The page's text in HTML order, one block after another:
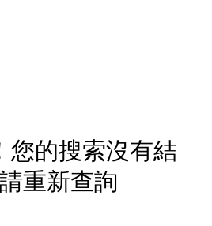
您的搜索沒有結
重新查詢